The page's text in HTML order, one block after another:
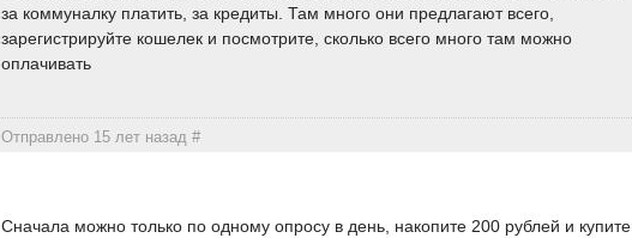
за коммуналку платить, за кредиты. Там много они предлагают всего,
зарегистрируйте кошелек и посмотрите, сколько всего много там можно
оплачивать
Отправлено 15 лет назад#
Сначала можно только по одному опросу в день, накопите 200 рублей и купите